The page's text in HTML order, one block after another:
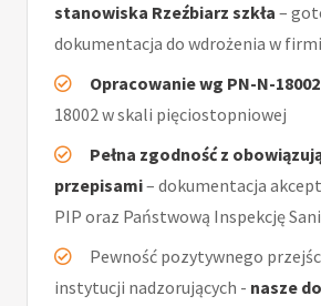
stanowiska Rzeźbiarz szkła –
dokumentacja do wdrożenia w
Opracowanie wg PN-N-18002
18002 w skali pięciostopniowej
Pełna zgodność z
przepisami– dokumentacja
PIP oraz Państwową Inspekcję
Pewność pozytywnego
instytucji nadzorujących - nasze